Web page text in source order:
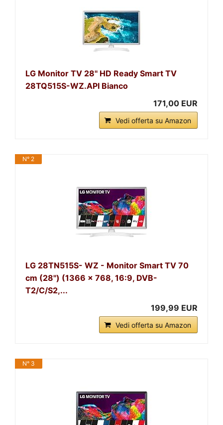
LG Monitor TV 28'' HD Ready Smart TV
28TQ515S-WZ.API Bianco
171,00 EUR
Vedi offerta su Amazon
N° 2
LG 28TN515S- WZ - Monitor Smart TV 70
cm (28") (1366 x 768, 16:9, DVB-
T2/C/S2,...
199,99 EUR
Vedi offerta su Amazon
N° 3